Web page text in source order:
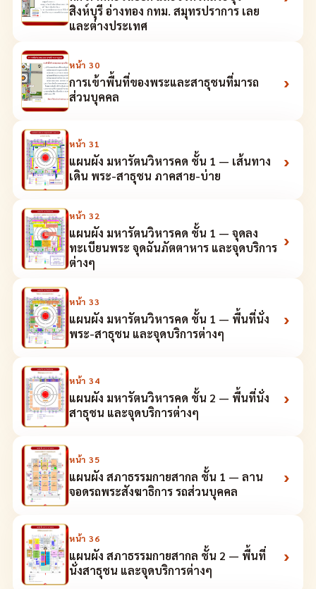
สิงห์บุรี อ่างทอง กทม. สมุทรปราการ เลย
และต่างประเทศ
หน้า 30
การเข้าพื้นที่ของพระและสาธุชนที่มารถ
ส่วนบุคคล
›
หน้า 31
แผนผัง มหารัตนวิหารคด ชั้น 1 — เส้นทาง
เดิน พระ-สาธุชน ภาคสาย-บ่าย
›
หน้า 32
แผนผัง มหารัตนวิหารคด ชั้น 1 — จุดลง
ทะเบียนพระ จุดฉันภัตตาหาร และจุดบริการ
ต่างๆ
›
หน้า 33
แผนผัง มหารัตนวิหารคด ชั้น 1 — พื้นที่นั่ง
พระ-สาธุชน และจุดบริการต่างๆ
›
หน้า 34
แผนผัง มหารัตนวิหารคด ชั้น 2 — พื้นที่นั่ง
สาธุชน และจุดบริการต่างๆ
›
หน้า 35
แผนผัง สภาธรรมกายสากล ชั้น 1 — ลาน
จอดรถพระสังฆาธิการ รถส่วนบุคคล
›
หน้า 36
แผนผัง สภาธรรมกายสากล ชั้น 2 — พื้นที่
นั่งสาธุชน และจุดบริการต่างๆ
›